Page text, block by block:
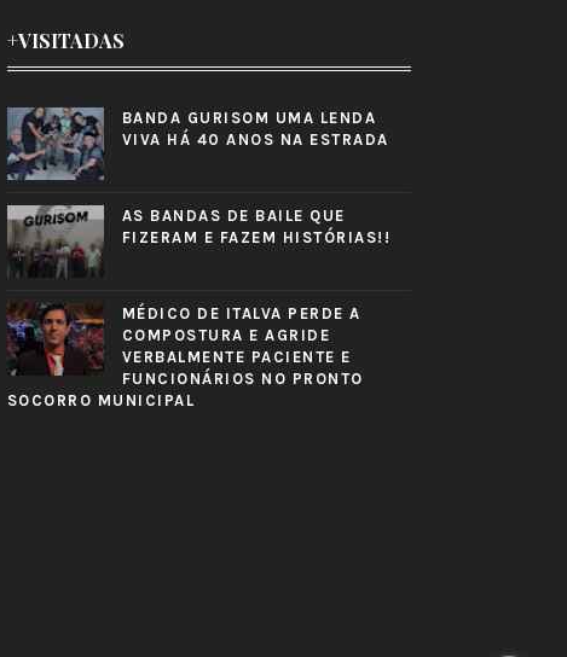
+VISITADAS
BANDA GURISOM UMA LENDA
VIVA HÁ 40 ANOS NA ESTRADA
AS BANDAS DE BAILE QUE
FIZERAM E FAZEM HISTÓRIAS!!
MÉDICO DE ITALVA PERDE A
COMPOSTURA E AGRIDE
VERBALMENTE PACIENTE E
FUNCIONÁRIOS NO PRONTO
SOCORRO MUNICIPAL